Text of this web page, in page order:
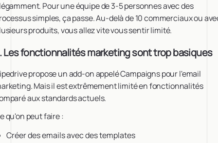
Pour une équipe de 3-5 personnes avec des
simples, ça passe. Au-delà de 10 commerciaux ou
produits, vous allez vite vous sentir limité.
Les fonctionnalités marketing sont trop basiques
propose un add-on appelé Campaigns pour l'email
Mais il est extrêmement limité en fonctionnalités
aux standards actuels.
qu'on peut faire :
Créer des emails avec des templates